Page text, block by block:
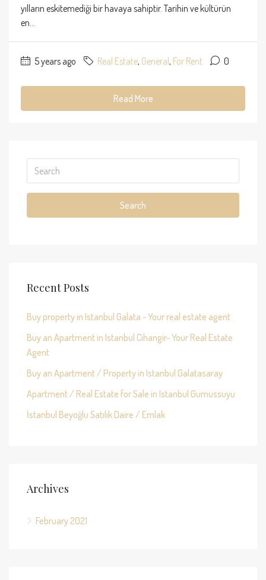
yılların eskitemediği bir havaya sahiptir. Tarihin ve kültürün
en...
5 years ago Real Estate, General , For Rent 0
Read More
Search
Recent Posts
Buy property in Istanbul Galata - Your real estate agent
Buy an Apartment in Istanbul Cihangir- Your Real Estate
Agent
Buy an Apartment / Property in Istanbul Galatasaray
Apartment / Real Estate for Sale in Istanbul Gumussuyu
İstanbul Beyoğlu Satılık Daire / Emlak
Archives
February 2021